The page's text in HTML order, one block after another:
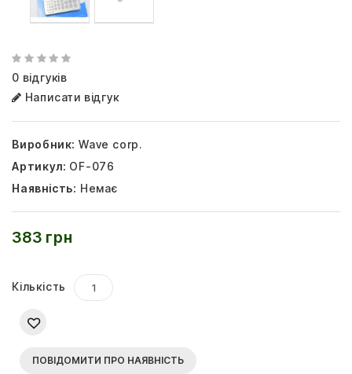
0 відгуків
Написати відгук
Виробник: Wave corp.
Артикул: OF-076
Наявність: Немає
383 грн
Кількість
ПОВІДОМИТИ ПРО НАЯВНІСТЬ